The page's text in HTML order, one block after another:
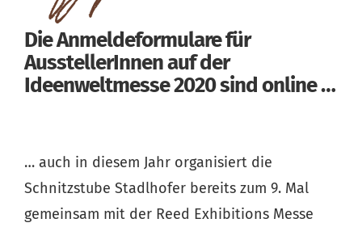
Die Anmeldeformulare für
AusstellerInnen auf der
Ideenweltmesse 2020 sind online …
… auch in diesem Jahr organisiert die
Schnitzstube Stadlhofer bereits zum 9. Mal
gemeinsam mit der Reed Exhibitions Messe